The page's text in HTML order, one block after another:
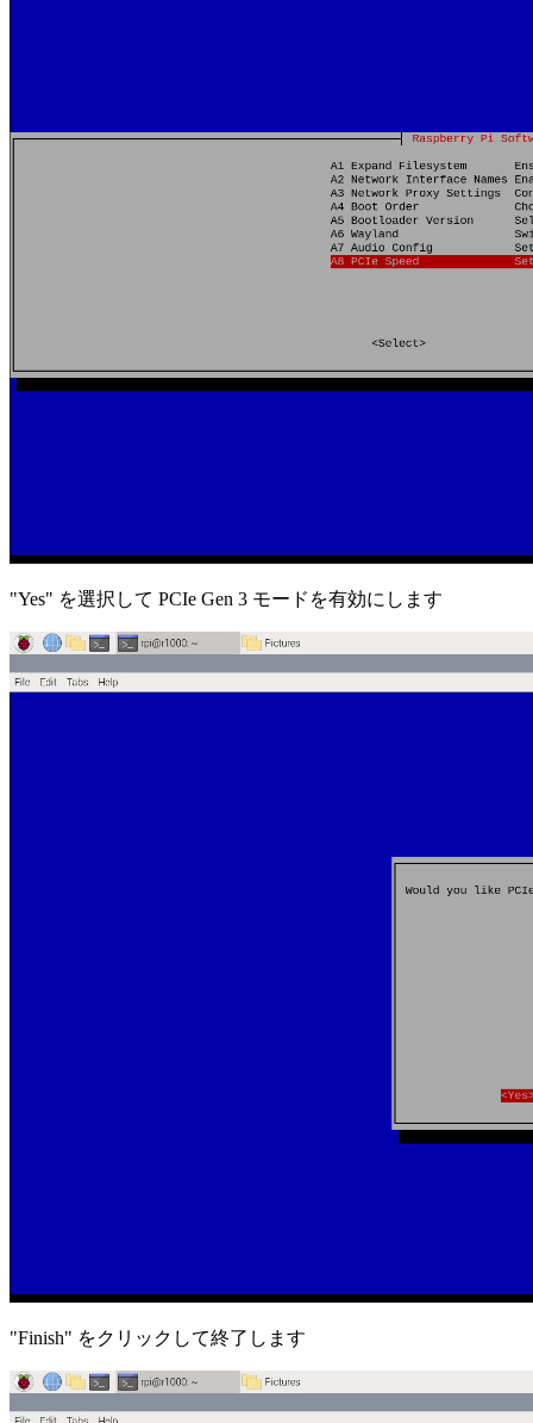
"Yes" を選択して PCIe Gen 3 モードを有効にします
"Finish" をクリックして終了します